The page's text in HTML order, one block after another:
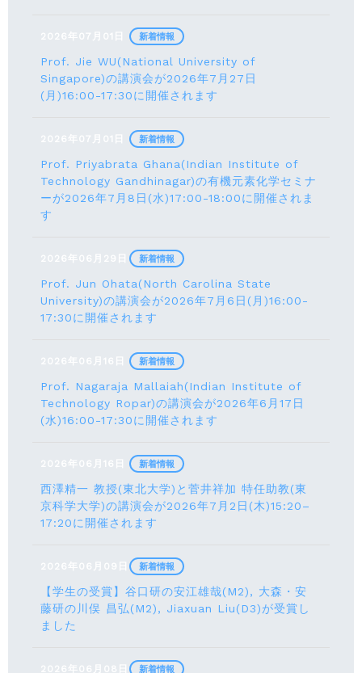
2026年07月01日
Prof. Jie WU(National University of
Singapore)の講演会が2026年7月27日
(月)16:00-17:30に開催されます
新着情報
2026年07月01日
Prof. Priyabrata Ghana(Indian Institute of
Technology Gandhinagar)の有機元素化学セミナ
ーが2026年7月8日(水)17:00-18:00に開催されま
す
新着情報
2026年06月29日
Prof. Jun Ohata(North Carolina State
University)の講演会が2026年7月6日(月)16:00-
17:30に開催されます
新着情報
2026年06月16日
Prof. Nagaraja Mallaiah(Indian Institute of
Technology Ropar)の講演会が2026年6月17⽇
(水)16:00-17:30に開催されます
新着情報
2026年06月16日
西澤精一 教授(東北大学)と菅井祥加 特任助教(東
京科学大学)の講演会が2026年7月2日(木)15:20–
17:20に開催されます
新着情報
2026年06月09日
【学生の受賞】谷口研の安江雄哉(M2), 大森・安
藤研の川俣 昌弘(M2), Jiaxuan Liu(D3)が受賞し
ました
新着情報
2026年06月08日 新着情報